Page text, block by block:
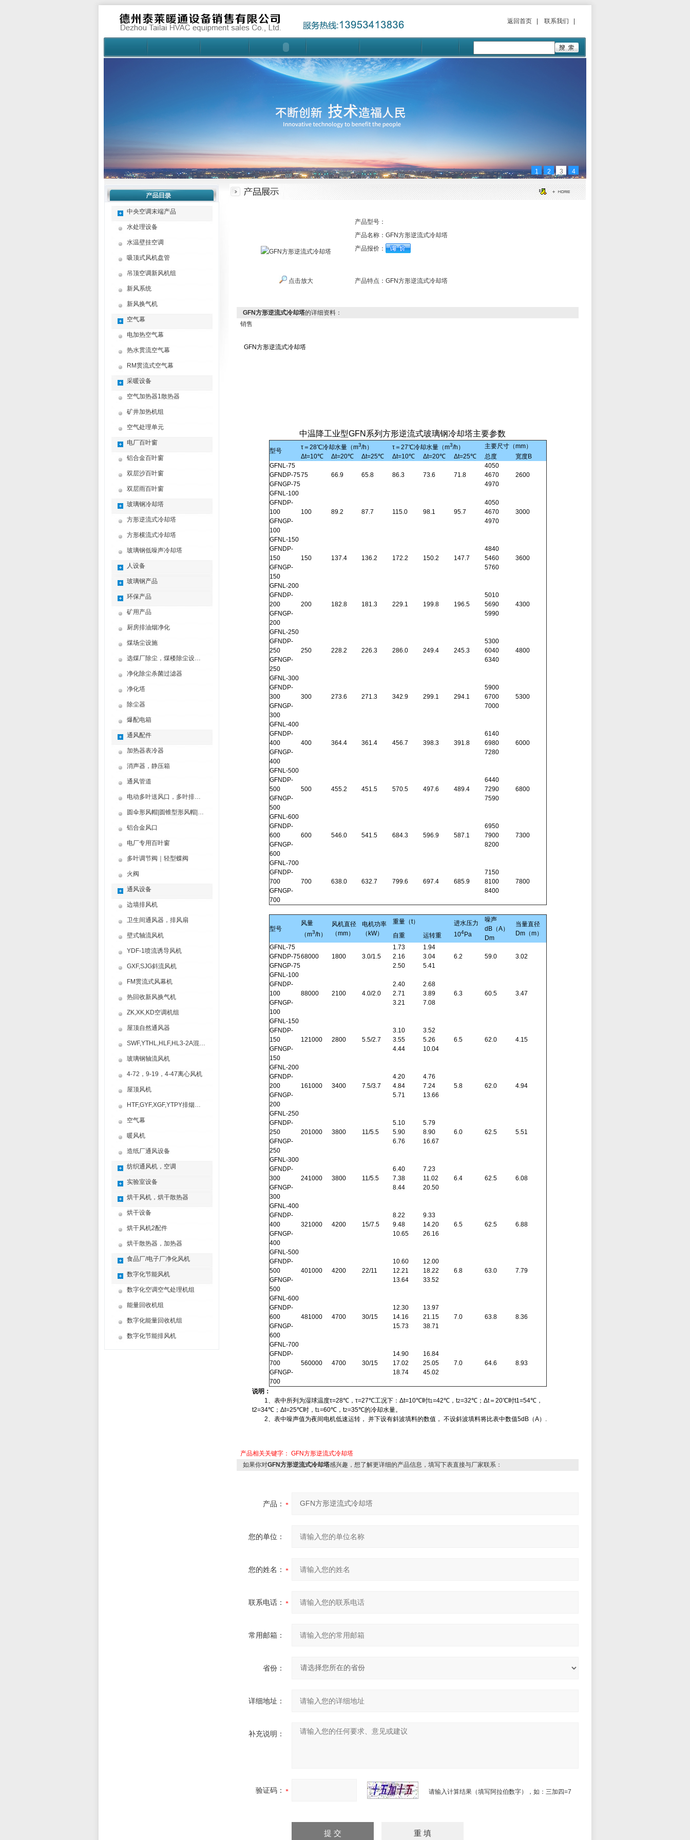
返回首页| 联系我们
1 2 3 4
中央空调末端产品
水处理设备
水温壁挂空调
吸顶式风机盘管
吊顶空调新风机组
新风系统
新风换气机
空气幕
电加热空气幕
热水贯流空气幕
RM贯流式空气幕
采暖设备
空气加热器1散热器
矿井加热机组
空气处理单元
电厂百叶窗
铝合金百叶窗
双层沙百叶窗
双层雨百叶窗
玻璃钢冷却塔
方形逆流式冷却塔
方形横流式冷却塔
玻璃钢低噪声冷却塔
人设备
玻璃钢产品
环保产品
矿用产品
厨房排油烟净化
煤场尘设施
选煤厂除尘，煤楼除尘设计制造方案
净化除尘杀菌过滤器
净化塔
除尘器
爆配电箱
通风配件
加热器表冷器
消声器，静压箱
通风管道
电动多叶送风口，多叶排烟口
圆伞形风帽|圆锥型形风帽|筒形风帽
铝合金风口
电厂专用百叶窗
多叶调节阀｜轻型蝶阀
火阀
通风设备
边墙排风机
卫生间通风器，排风扇
壁式轴流风机
YDF-1喷流诱导风机
GXF,SJG斜流风机
FM贯流式风幕机
热回收新风换气机
ZK,XK,KD空调机组
屋顶自然通风器
SWF,YTHL,HLF,HL3-2A混流风机
玻璃钢轴流风机
4-72，9-19，4-47离心风机
屋顶风机
HTF,GYF,XGF,YTPY排烟风机
空气幕
暖风机
造纸厂通风设备
纺织通风机，空调
实验室设备
烘干风机，烘干散热器
烘干设备
烘干风机2配件
烘干散热器，加热器
食品厂/电子厂净化风机
数字化节能风机
数字化空调空气处理机组
能量回收机组
数字化能量回收机组
数字化节能排风机
点击放大
产品型号：
产品名称： GFN方形逆流式冷却塔
产品报价：
产品特点： GFN方形逆流式冷却塔
GFN方形逆流式冷却塔的详细资料：
销售
GFN方形逆流式冷却塔
中温降工业型GFN系列方形逆流式玻璃钢冷却塔主要参数
型号 τ＝28℃冷却水量（m3/h） τ＝27℃冷却水量（m3/h）
主要尺寸（mm）
Δt=10℃
Δt=20℃ Δt=25℃ Δt=10℃ Δt=20℃ Δt=25℃ 总度
宽度B
GFNL-75
GFNDP-75
GFNGP-75
75 66.9 65.8 86.3 73.6 71.8
4050
4670
4970
2600
GFNL-100
GFNDP-
100
GFNGP-
100
100 89.2 87.7 115.0 98.1 95.7
4050
4670
4970
3000
GFNL-150
GFNDP-
150
GFNGP-
150
150 137.4 136.2 172.2 150.2 147.7
4840
5460
5760
3600
GFNL-200
GFNDP-
200
GFNGP-
200
200 182.8 181.3 229.1 199.8 196.5
5010
5690
5990
4300
GFNL-250
GFNDP-
250
GFNGP-
250
250 228.2 226.3 286.0 249.4 245.3
5300
6040
6340
4800
GFNL-300
GFNDP-
300
GFNGP-
300
300 273.6 271.3 342.9 299.1 294.1
5900
6700
7000
5300
GFNL-400
GFNDP-
400
GFNGP-
400
400 364.4 361.4 456.7 398.3 391.8
6140
6980
7280
6000
GFNL-500
GFNDP-
500
GFNGP-
500
500 455.2 451.5 570.5 497.6 489.4
6440
7290
7590
6800
GFNL-600
GFNDP-
600
GFNGP-
600
600 546.0 541.5 684.3 596.9 587.1
6950
7900
8200
7300
GFNL-700
GFNDP-
700
GFNGP-
700
700 638.0 632.7 799.6 697.4 685.9
7150
8100
8400
7800
型号
风量
（m3/h）
风机直径
（mm）
电机功率
（kW）
重量（t）
进水压力
104Pa
噪声
dB（A）
Dm
当量直径
Dm（m）
自重
运转重
GFNL-75
GFNDP-75
GFNGP-75
68000 1800 3.0/1.5
1.73
2.16
2.50
1.94
3.04
5.41
6.2 59.0 3.02
GFNL-100
GFNDP-
100
GFNGP-
100
88000 2100 4.0/2.0
2.40
2.71
3.21
2.68
3.89
7.08
6.3 60.5 3.47
GFNL-150
GFNDP-
150
GFNGP-
150
121000 2800 5.5/2.7
3.10
3.55
4.44
3.52
5.26
10.04
6.5 62.0 4.15
GFNL-200
GFNDP-
200
GFNGP-
200
161000 3400 7.5/3.7
4.20
4.84
5.71
4.76
7.24
13.66
5.8 62.0 4.94
GFNL-250
GFNDP-
250
GFNGP-
250
201000 3800 11/5.5
5.10
5.90
6.76
5.79
8.90
16.67
6.0 62.5 5.51
GFNL-300
GFNDP-
300
GFNGP-
300
241000 3800 11/5.5
6.40
7.38
8.44
7.23
11.02
20.50
6.4 62.5 6.08
GFNL-400
GFNDP-
400
GFNGP-
400
321000 4200 15/7.5
8.22
9.48
10.65
9.33
14.20
26.16
6.5 62.5 6.88
GFNL-500
GFNDP-
500
GFNGP-
500
401000 4200 22/11
10.60
12.21
13.64
12.00
18.22
33.52
6.8 63.0 7.79
GFNL-600
GFNDP-
600
GFNGP-
600
481000 4700 30/15
12.30
14.16
15.73
13.97
21.15
38.71
7.0 63.8 8.36
GFNL-700
GFNDP-
700
GFNGP-
700
560000 4700 30/15
14.90
17.02
18.74
16.84
25.05
45.02
7.0 64.6 8.93
说明：
1、表中所列为湿球温度τ=28℃，τ=27℃工况下：Δt=10℃时t1=42℃，t2=32℃；Δt＝20℃时t1=54℃，
t2=34℃；Δt=25℃时，t1=60℃，t2=35℃的冷却水量。
2、表中噪声值为夜间电机低速运转， 并下设有斜波填料的数值， 不设斜波填料将比表中数值5dB（A）.
产品相关关键字： GFN方形逆流式冷却塔
如果你对GFN方形逆流式冷却塔感兴趣，想了解更详细的产品信息，填写下表直接与厂家联系：
产品：
您的单位：
您的姓名：
联系电话：
常用邮箱：
省份：
详细地址：
补充说明：
验证码： 请输入计算结果（填写阿拉伯数字），如：三加四=7